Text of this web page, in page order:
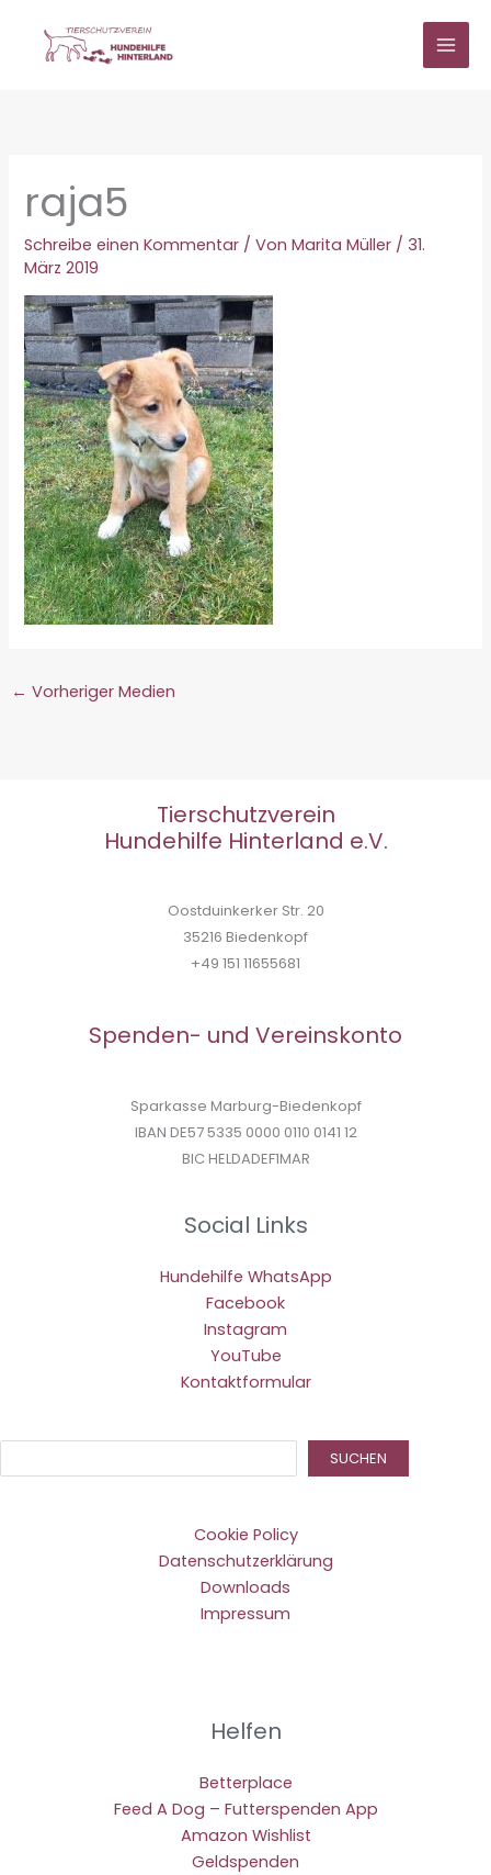
springen
raja5
Schreibe einen Kommentar / VonMarita Müller / 31.
März 2019
← Vorheriger Medien
Tierschutzverein
Hundehilfe Hinterland e.V.
Oostduinkerker Str. 20
35216 Biedenkopf
+49 151 11655681
Spenden- und Vereinskonto
Sparkasse Marburg-Biedenkopf
IBAN DE57 5335 0000 0110 0141 12
BIC HELDADEF1MAR
Social Links
Hundehilfe WhatsApp
Facebook
Instagram
YouTube
Kontaktformular
SUCHEN
Cookie Policy
Datenschutzerklärung
Downloads
Impressum
Helfen
Betterplace
Feed A Dog – Futterspenden App
Amazon Wishlist
Geldspenden